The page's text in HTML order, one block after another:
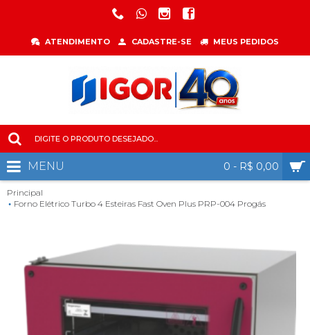
ATENDIMENTO CADASTRE-SE MEUS PEDIDOS
0 - R$ 0,00
MENU
Principal
Forno Elétrico Turbo 4 Esteiras Fast Oven Plus PRP-004 Progás